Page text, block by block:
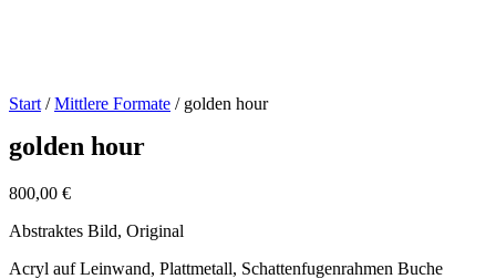
Start /Mittlere Formate / golden hour
golden hour
800,00 €
Abstraktes Bild, Original
Acryl auf Leinwand, Plattmetall, Schattenfugenrahmen Buche